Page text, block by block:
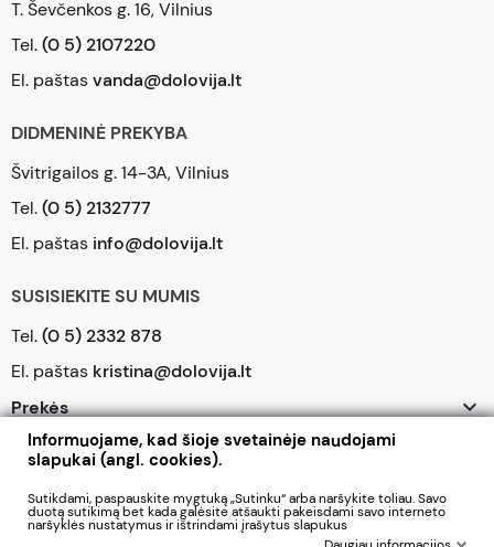
T. Ševčenkos g. 16, Vilnius
Tel.(0 5) 2107220
El. paštasvanda@dolovija.lt
DIDMENINĖ PREKYBA
Švitrigailos g. 14-3A, Vilnius
Tel.(0 5) 2132777
El. paštas info@dolovija.lt
SUSISIEKITE SU MUMIS
Tel.(0 5) 2332 878
El. paštas kristina@dolovija.lt
Prekės

Mūsų įmonė
Jūsų paskyra
Informuojame, kad šioje svetainėje naudojami
slapukai (angl. cookies).
Sutikdami, paspauskite mygtuką „Sutinku“ arba naršykite toliau. Savo
duotą sutikimą bet kada galėsite atšaukti pakeisdami savo interneto
naršyklės nustatymus ir ištrindami įrašytus slapukus